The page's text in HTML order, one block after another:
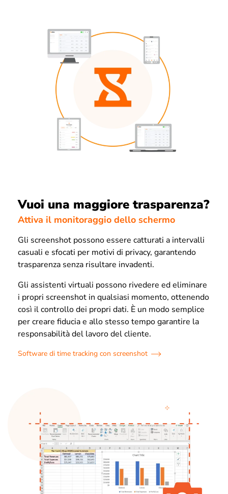
Vuoi una maggiore trasparenza?
Attiva il monitoraggio dello schermo
Gli screenshot possono essere catturati a intervalli
casuali e sfocati per motivi di privacy, garantendo
trasparenza senza risultare invadenti.
Gli assistenti virtuali possono rivedere ed eliminare
i propri screenshot in qualsiasi momento, ottenendo
così il controllo dei propri dati. È un modo semplice
per creare fiducia e allo stesso tempo garantire la
responsabilità del lavoro del cliente.
Software di time tracking con screenshot